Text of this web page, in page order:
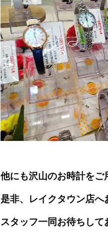
他にも沢山のお時計をご
是非、レイクタウン店
スタッフ一同お待ちして